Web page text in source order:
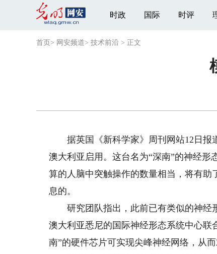
时政 国际 时评
首页 > 网安频道> 技术前沿 > 正文
据英国《新科学家》周刊网站12日报
澳大利亚启用。这台名为“深南”的神经
算的人脑中突触操作的数量相当，将有
息的。
研究团队指出，此前已有类似的神经
澳大利亚悉尼的国际神经形态系统中心联
南”的硬件芯片可实现尖峰神经网络，从